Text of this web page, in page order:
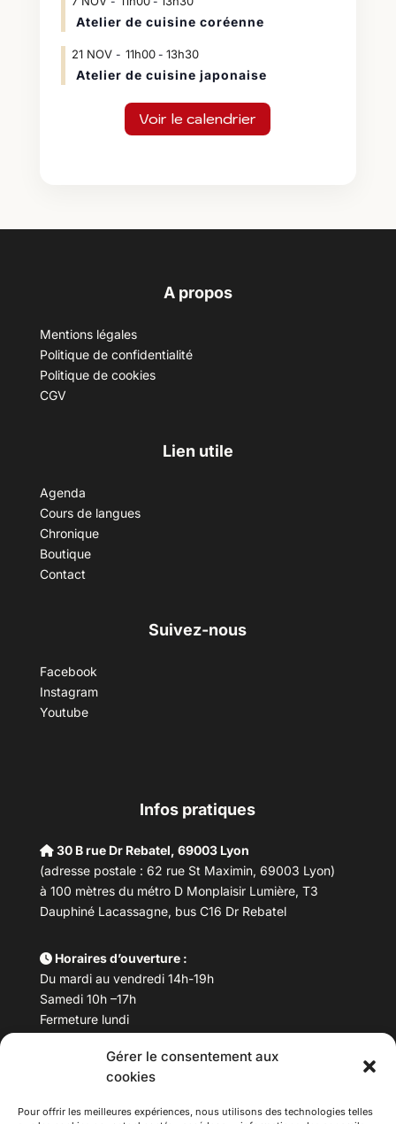
Gérer le consentement aux
cookies
Pour offrir les meilleures expériences, nous utilisons des technologies telles
Atelier de cuisine coréenne
21 NOV 11h00- 13h30
Atelier de cuisine japonaise
Voir le calendrier
A propos
Mentions légales
Politique de confidentialité
Politique de cookies
CGV
Lien utile
Agenda
Cours de langues
Chronique
Boutique
Contact
Suivez-nous
Facebook
Instagram
Youtube
Infos pratiques
30 B rue Dr Rebatel, 69003 Lyon
(adresse postale : 62 rue St Maximin, 69003 Lyon)
à 100 mètres du métro D Monplaisir Lumière, T3
Dauphiné Lacassagne, bus C16 Dr Rebatel
Horaires d’ouverture :
Du mardi au vendredi 14h-19h
Samedi 10h –17h
Fermeture lundi
Téléphone : 04 78 53 06 40
maisondesculturesasiatiques@asiexpo.com